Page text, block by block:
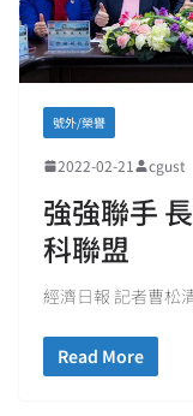
號外/榮譽
2022-02-21 cgust
強強聯手
科聯盟
經濟日報 記者曹松
Read More